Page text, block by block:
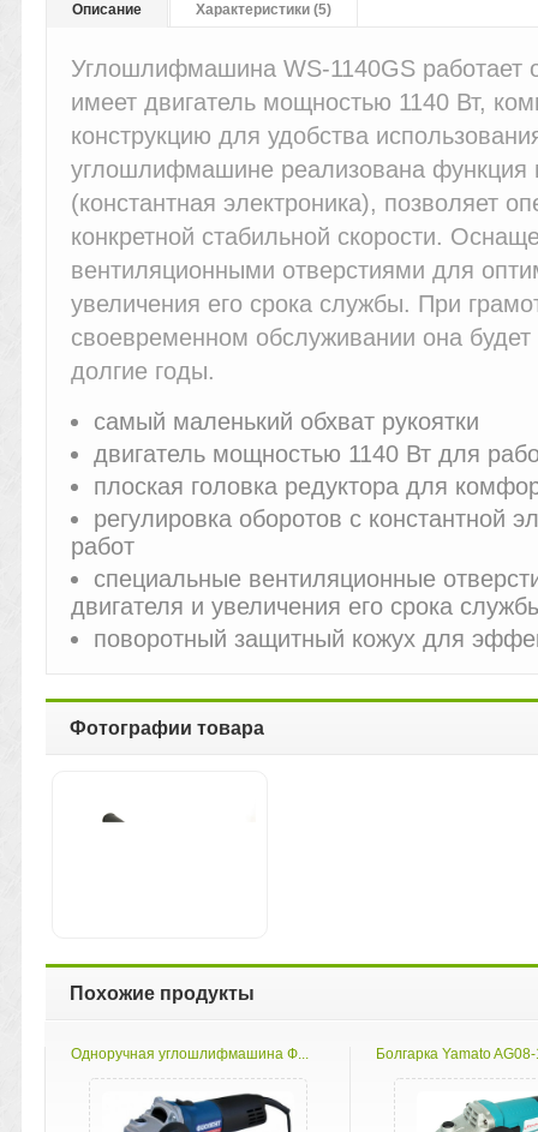
Описание Характеристики (5)
Углошлифмашина WS-1140GS работает
имеет двигатель мощностью 1140 Вт,
конструкцию для удобства
углошлифмашине реализована функция
(константная электроника), позволяет
конкретной стабильной скорости.
вентиляционными отверстиями для
увеличения его срока службы. При
своевременном обслуживании она
долгие годы.
самый маленький обхват рукоятки
двигатель мощностью 1140 Вт для
плоская головка редуктора для
регулировка оборотов с константной
работ
специальные вентиляционные
двигателя и увеличения его срока
поворотный защитный кожух для
Фотографии товара
Похожие продукты
Одноручная углошлифмашина Ф... Болгарка Yamato